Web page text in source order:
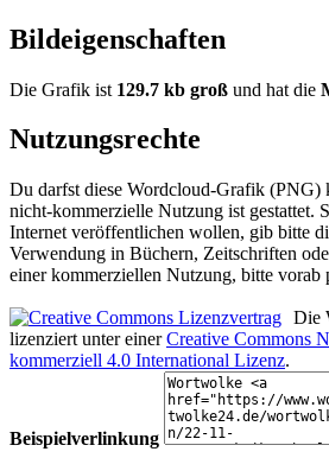
Bildeigenschaften
Die Grafik ist 129.7 kb groß und hat die
Nutzungsrechte
Du darfst diese Wordcloud-Grafik (PNG)
nicht-kommerzielle Nutzung ist gestattet.
Internet veröffentlichen wollen, gib bitte
Verwendung in Büchern, Zeitschriften
einer kommerziellen Nutzung, bitte vorab
Die
lizenziert unter einerCreative Commons
kommerziell 4.0 International Lizenz.
Beispielverlinkung